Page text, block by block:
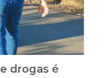
drogas é